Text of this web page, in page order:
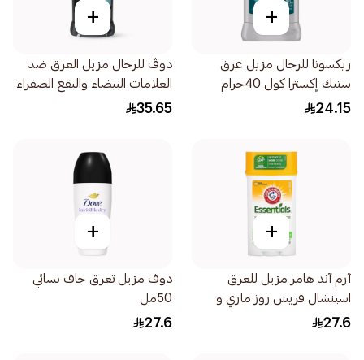
+
ريكسونا للرجال مزيل عرق
ستيك إكسترا كول 40جرام
24.15
+
دوڤ للرجال مزيل العرق ضد
العلامات البيضاء والبقع الصفراء
72 ساعة من الحماية 76جرام
35.65
+
آرم آند هامر مزيل للعرق
اسينشال فريش روز ماري و
لافندر 71جرام
27.6
+
دوف مزيل تعرق جاف نسائي
50مل
27.6